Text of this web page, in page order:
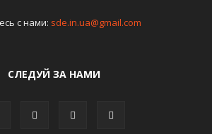
с нами: sde.in.ua@gmail.com
СЛЕДУЙ ЗА НАМИ